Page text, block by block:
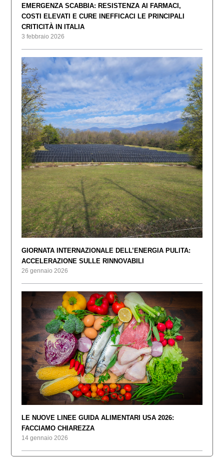
EMERGENZA SCABBIA: RESISTENZA AI FARMACI,
COSTI ELEVATI E CURE INEFFICACI LE PRINCIPALI
CRITICITÀ IN ITALIA
3 febbraio 2026
GIORNATA INTERNAZIONALE DELL’ENERGIA PULITA:
ACCELERAZIONE SULLE RINNOVABILI
26 gennaio 2026
LE NUOVE LINEE GUIDA ALIMENTARI USA 2026:
FACCIAMO CHIAREZZA
14 gennaio 2026